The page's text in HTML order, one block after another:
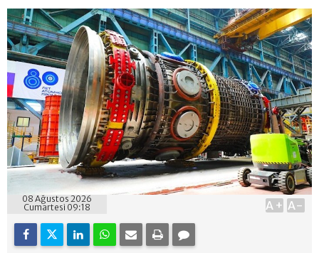
08 Ağustos 2026
Cumartesi 09:18
A+ A-